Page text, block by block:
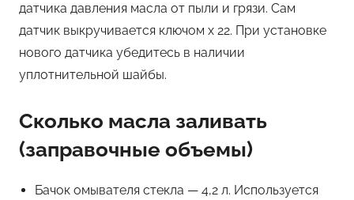
датчика давления масла от пыли и грязи. Сам
датчик выкручивается ключом х 22. При установке
нового датчика убедитесь в наличии
уплотнительной шайбы.
Сколько масла заливать
(заправочные объемы)
Бачок омывателя стекла — 4,2 л. Используется